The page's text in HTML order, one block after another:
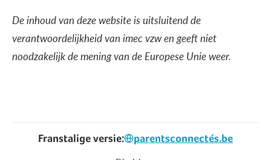
De inhoud van deze website is uitsluitend de
verantwoordelijkheid van imec vzw en geeft niet
noodzakelijk de mening van de Europese Unie weer.
Franstalige versie: parentsconnectés.be